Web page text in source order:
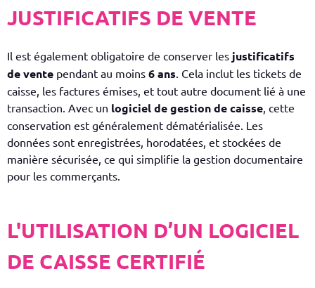
JUSTIFICATIFS DE VENTE
Il est également obligatoire de conserver les justificatifs
de vente pendant au moins 6 ans. Cela inclut les tickets de
caisse, les factures émises, et tout autre document lié à une
transaction. Avec un logiciel de gestion de caisse, cette
conservation est généralement dématérialisée. Les
données sont enregistrées, horodatées, et stockées de
manière sécurisée, ce qui simplifie la gestion documentaire
pour les commerçants.
L'UTILISATION D’UN LOGICIEL
DE CAISSE CERTIFIÉ